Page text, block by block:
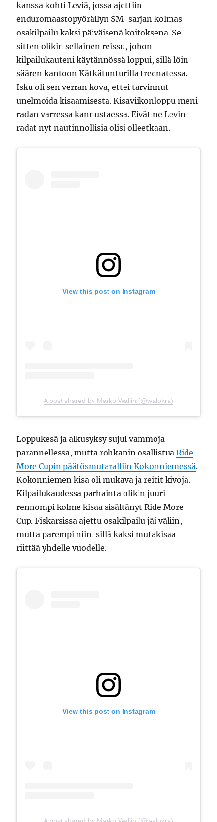
kanssa kohti Leviä, jossa ajettiin
enduromaastopyöräilyn SM-sarjan kolmas
osakilpailu kaksi päiväisenä koitoksena. Se
sitten olikin sellainen reissu, johon
kilpailukauteni käytännössä loppui, sillä löin
säären kantoon Kätkätunturilla treenatessa.
Isku oli sen verran kova, ettei tarvinnut
unelmoida kisaamisesta. Kisaviikonloppu meni
radan varressa kannustaessa. Eivät ne Levin
radat nyt nautinnollisia olisi olleetkaan.
View this post on Instagram
A post shared by Marko Wallin (@walokra)
Loppukesä ja alkusyksy sujui vammoja
parannellessa, mutta rohkanin osallistuaRide
More Cupin päätösmutaralliin Kokonniemessä.
Kokonniemen kisa oli mukava ja reitit kivoja.
Kilpailukaudessa parhainta olikin juuri
rennompi kolme kisaa sisältänyt Ride More
Cup. Fiskarsissa ajettu osakilpailu jäi väliin,
mutta parempi niin, sillä kaksi mutakisaa
riittää yhdelle vuodelle.
View this post on Instagram